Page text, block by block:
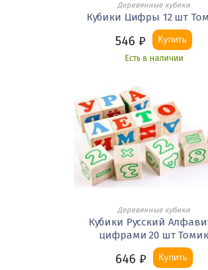
Деревянные кубики
Кубики Цифры 12 шт
546 ₽ Купить
Есть в наличии
Деревянные кубики
Кубики Русский
цифрами 20 шт Томик
646 ₽ Купить